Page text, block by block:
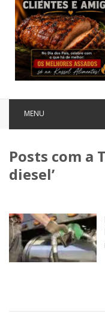
MENU
Posts com a
diesel’